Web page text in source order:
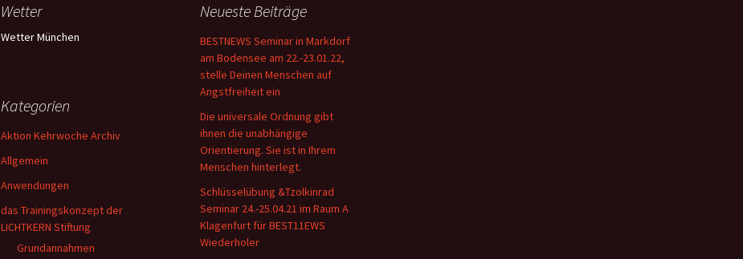
Wetter
Wetter München
Neueste Beiträge
BESTNEWS Seminar in Markdorf
am Bodensee am 22.-23.01.22,
stelle Deinen Menschen auf
Angstfreiheit ein
Die universale Ordnung gibt
ihnen die unabhängige
Orientierung. Sie ist in Ihrem
Menschen hinterlegt.
Schlüsselübung &Tzolkinrad
Seminar 24.-25.04.21 im Raum A
Klagenfurt für BEST11EWS
Wiederholer
Kategorien
Aktion Kehrwoche Archiv
Allgemein
Anwendungen
das Trainingskonzept der
LICHTKERN Stiftung
Grundannahmen